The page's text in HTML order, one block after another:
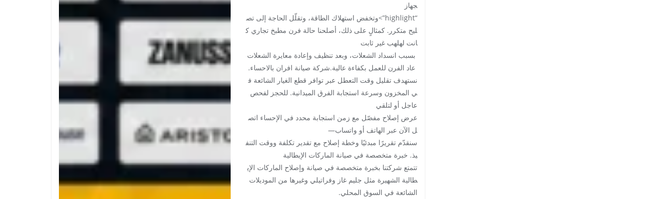
جهاز
“highlight”>وتخفض استهلاك الطاقة، وتقلّل الحاجة إلى تص
ليح متكرر. كمثالٍ على ذلك، أصلحنا حالة فرن مطبخ تجاري ك
انت لهلهب غير ثابت
بسبب انسداد الشعلات، وبعد تنظيف وإعادة معايرة الشعلات
عاد الفرن للعمل بكفاءة عالية.شركة صيانة افران بالاحساء.
نستهدف تقليل وقت التعطل عبر توافر قطع الغيار الشائعة ف
ي المخزون وسرعة استجابة الفرق الميدانية. للحجز لفحص
عاجل أو لتلقي
عرض إصلاح مفصّل مع زمن استجابة محدد في الإحساء اتص
ل الآن عبر الهاتف أو واتساب—
سنقدّم تقريرًا مبدئيًا وخطة إصلاح مع تقدير تكلفة ووقت التنف
يذ. خبرة متخصصة في صيانة الماركات الإيطالية
تتمتع شركتنا بخبرة متخصصة في صيانة وإصلاح الماركات الإي
طالية الشهيرة مثل جليم غاز وفراتيلي وغيرها من الموديلات
الشائعة في السوق المحلي.